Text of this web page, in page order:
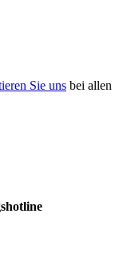
Sie uns bei allen